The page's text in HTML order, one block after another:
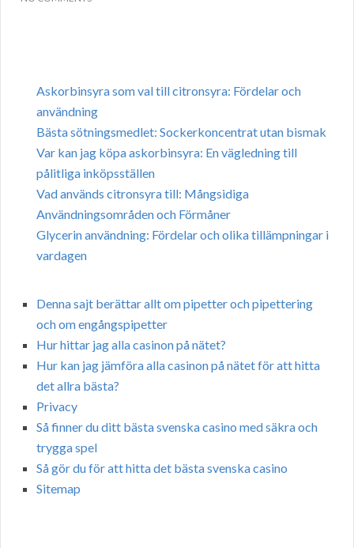
Askorbinsyra som val till citronsyra: Fördelar och
användning
Bästa sötningsmedlet: Sockerkoncentrat utan bismak
Var kan jag köpa askorbinsyra: En vägledning till
pålitliga inköpsställen
Vad används citronsyra till: Mångsidiga
Användningsområden och Förmåner
Glycerin användning: Fördelar och olika tillämpningar i
vardagen
Denna sajt berättar allt om pipetter och pipettering
och om engångspipetter
Hur hittar jag alla casinon på nätet?
Hur kan jag jämföra alla casinon på nätet för att hitta
det allra bästa?
Privacy
Så finner du ditt bästa svenska casino med säkra och
trygga spel
Så gör du för att hitta det bästa svenska casino
Sitemap